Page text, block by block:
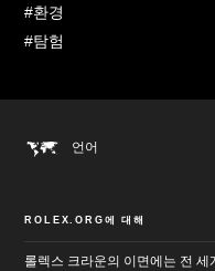
#환경
#탐험
언어
ROLEX.ORG에 대해
롤렉스 크라운의 이면에는 전